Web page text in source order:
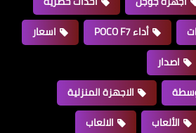
أداء POCO F7
اسعار
اصدار
الاجهزة المنزلية
الألعاب
الالعاب